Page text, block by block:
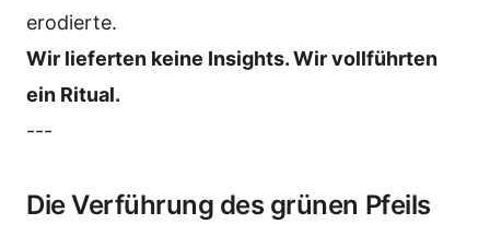
erodierte.
Wir lieferten keine Insights. Wir vollführten
ein Ritual.
---
Die Verführung des grünen Pfeils